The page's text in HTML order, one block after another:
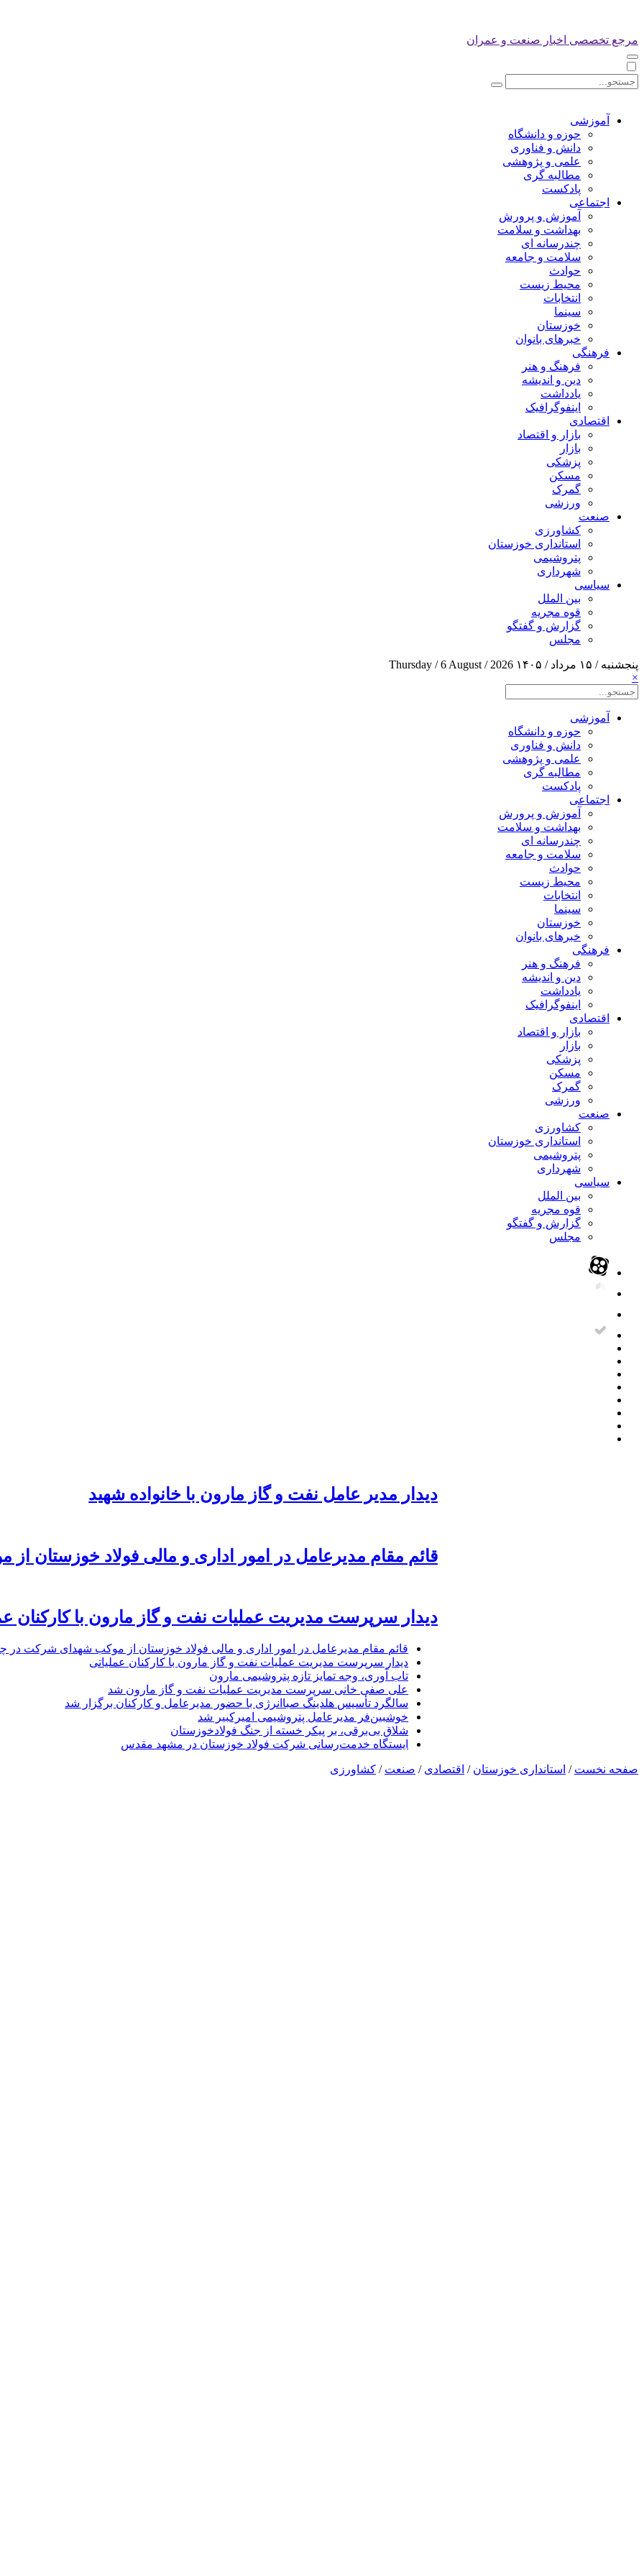
مرجع تخصصی اخبار صنعت و عمران
آموزشی
حوزه و دانشگاه
دانش و فناوری
علمی و پژوهشی
مطالبه گری
پادکست
اجتماعی
آموزش و پرورش
بهداشت و سلامت
چندرسانه ای
سلامت و جامعه
حوادث
محیط زیست
انتخابات
سینما
خوزستان
خبرهای بانوان
فرهنگی
فرهنگ و هنر
دین و اندیشه
یادداشت
اینفوگرافیک
اقتصادی
بازار و اقتصاد
بازار
پزشکی
مسکن
گمرک
ورزشی
صنعت
کشاورزی
استانداری خوزستان
پتروشیمی
شهرداری
سیاسی
بین الملل
قوه مجریه
گزارش و گفتگو
مجلس
پنجشنبه / ۱۵ مرداد / ۱۴۰۵
Thursday / 6 August / 2026
×
آموزشی
حوزه و دانشگاه
دانش و فناوری
علمی و پژوهشی
مطالبه گری
پادکست
اجتماعی
آموزش و پرورش
بهداشت و سلامت
چندرسانه ای
سلامت و جامعه
حوادث
محیط زیست
انتخابات
سینما
خوزستان
خبرهای بانوان
فرهنگی
فرهنگ و هنر
دین و اندیشه
یادداشت
اینفوگرافیک
اقتصادی
بازار و اقتصاد
بازار
پزشکی
مسکن
گمرک
ورزشی
صنعت
کشاورزی
استانداری خوزستان
پتروشیمی
شهرداری
سیاسی
بین الملل
قوه مجریه
گزارش و گفتگو
مجلس
دیدار مدیر عامل نفت و گاز مارون با خانواده شهید
قائم مقام مدیرعامل در امور اداری و مالی فولاد خوزستان
دیدار سرپرست مدیریت عملیات نفت و گاز مارون با کارکنان
قائم مقام مدیرعامل در امور اداری و مالی فولاد خوزستان از موکب شهدای شرکت در
دیدار سرپرست مدیریت عملیات نفت و گاز مارون با کارکنان عملیاتی
تاب آوری، وجه تمایز تازه پتروشیمی مارون
علی صفی خانی سرپرست مدیریت عملیات نفت و گاز مارون شد
سالگرد تأسیس هلدینگ صباانرژی با حضور مدیرعامل و کارکنان برگزار شد
خوشبین‌فر مدیرعامل پتروشیمی امیرکبیر شد
شلاق‌ بی‌برقی، بر پیکر خسته‌ از جنگ فولادخوزستان
ایستگاه خدمت‌رسانی شرکت فولاد خوزستان در مشهد مقدس
صفحه نخست / استانداری خوزستان / اقتصادی / صنعت / کشاورزی